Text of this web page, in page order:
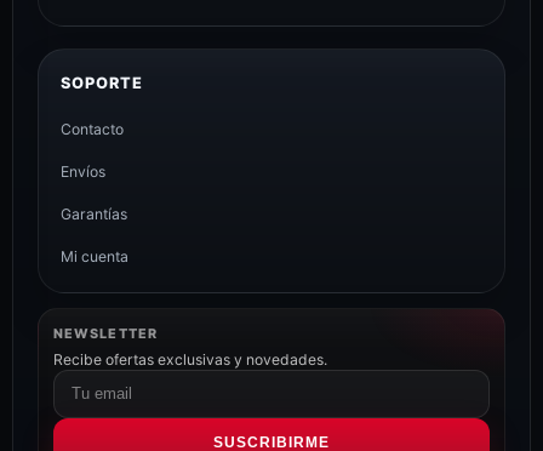
SOPORTE
Contacto
Envíos
Garantías
Mi cuenta
NEWSLETTER
Recibe ofertas exclusivas y novedades.
Correo
electrónico
SUSCRIBIRME